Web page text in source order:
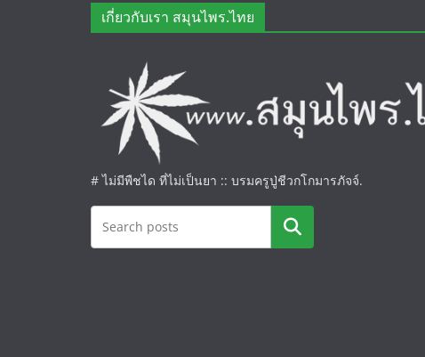
เกี่ยวกับเรา สมุนไพร.ไทย
# ไม่มีพืชได ที่ไม่เป็นยา :: บรมครูปู่ชีวกโกมารภัจจ์.
ค้นหา